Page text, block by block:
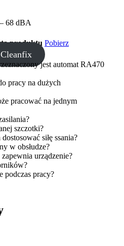
68 dBA
produktu Pobierz
jest automat RA470
pracy na dużych
pracować na jednym
szczotki?
siłę ssania?
w obsłudze?
urządzenie?
podczas pracy?